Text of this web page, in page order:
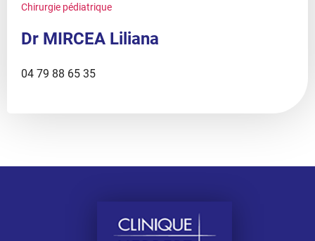
Chirurgie pédiatrique
Dr MIRCEA Liliana
Téléphone
04 79 88 65 35